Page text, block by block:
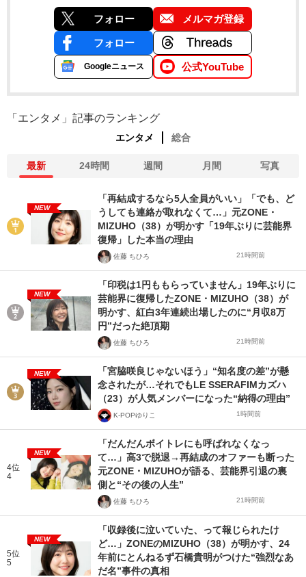
フォロー メルマガ登録
フォロー
Googleニュース 公式YouTube
「エンタメ」記事のランキング
エンタメ 総合
最新 24時間 週間 月間 写真
NEW
「再結成するなら5人全員がいい」「でも、ど
うしても連絡が取れなくて…」元ZONE・
MIZUHO（38）が明かす「19年ぶりに芸能界
復帰」した本当の理由
佐藤 ちひろ 21時間前
NEW
「印税は1円ももらっていません」19年ぶりに
芸能界に復帰したZONE・MIZUHO（38）が
明かす、紅白3年連続出場したのに“月収8万
円”だった絶頂期
佐藤 ちひろ 21時間前
NEW
「宮脇咲良じゃないほう」“知名度の差”が懸
念されたが…それでもLE SSERAFIMカズハ
（23）が人気メンバーになった“納得の理由”
K-POPゆりこ 1時間前
4位
4
NEW
「だんだんボイトレにも呼ばれなくなっ
て…」高3で脱退→再結成のオファーも断った
元ZONE・MIZUHOが語る、芸能界引退の裏
側と“その後の人生”
佐藤 ちひろ 21時間前
5位
5
NEW
「収録後に泣いていた、って報じられたけ
ど…」ZONEのMIZUHO（38）が明かす、24
年前にとんねるず石橋貴明がつけた“強烈なあ
だ名”事件の真相